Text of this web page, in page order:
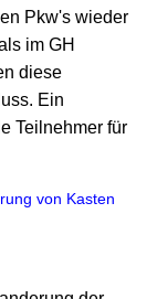
Pkw's wieder
im GH
diese
Ein
Teilnehmer für
von Kasten